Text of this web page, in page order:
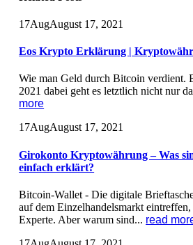
17AugAugust 17, 2021
Eos Krypto Erklärung |
Wie man Geld durch Bitcoin verdient.
2021 dabei geht es letztlich nicht nur
more
17AugAugust 17, 2021
Girokonto Kryptowährung – Was
einfach erklärt?
Bitcoin-Wallet - Die digitale
auf dem Einzelhandelsmarkt
Experte. Aber warum sind... read